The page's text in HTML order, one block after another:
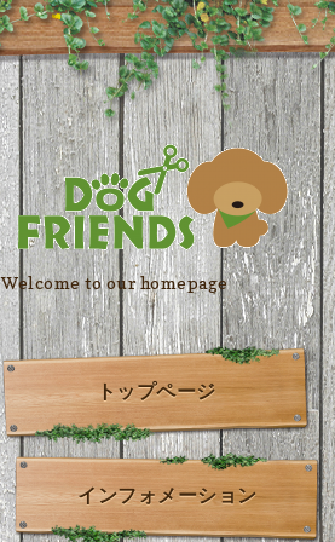
Welcome to our homepage
トップページ
インフォメーション